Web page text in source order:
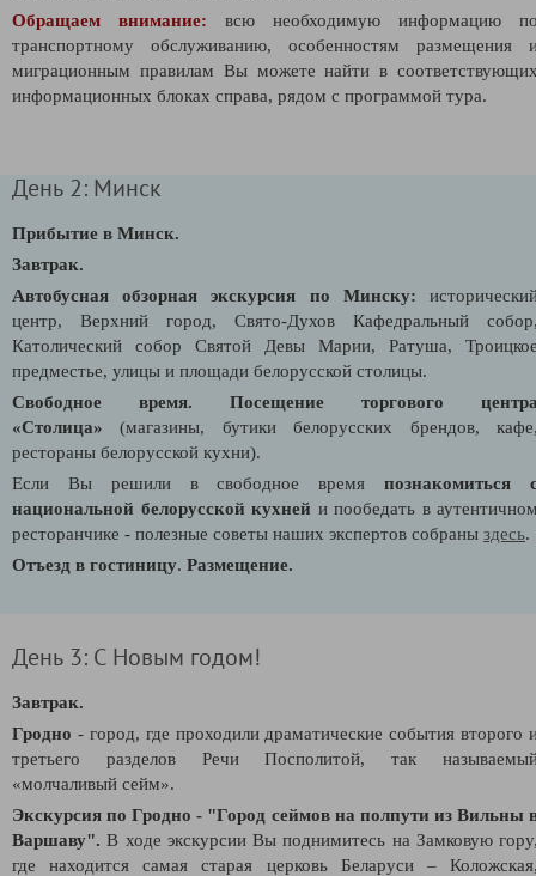
Обращаем внимание:
всю необходимую информацию
транспортному обслуживанию, особенностям размещения
миграционным правилам Вы можете найти в
информационных блоках справа, рядом с программой тура.
День 2: Минск
Прибытие в Минск.
Завтрак.
Автобусная обзорная экскурсия по Минску:
центр, Верхний город, Свято-Духов Кафедральный
Католический собор Святой Девы Марии, Ратуша,
предместье, улицы и площади белорусской столицы.
Свободное время. Посещение торгового
«Столица» (магазины, бутики белорусских брендов,
рестораны белорусской кухни).
Если Вы решили в свободное времяпознакомиться
национальной белорусской кухней и пообедать в
ресторанчике - полезные советы наших экспертов собраны здесь.
Отъезд в гостиницу. Размещение.
День 3: С Новым годом!
Завтрак.
Гродно - город, где проходили драматические события второго
третьего разделов Речи Посполитой, так
«молчаливый сейм».
Экскурсия по Гродно - "Город сеймов на полпути из Вильны
Варшаву".В ходе экскурсии Вы поднимитесь на Замковую
где находится самая старая церковь Беларуси –